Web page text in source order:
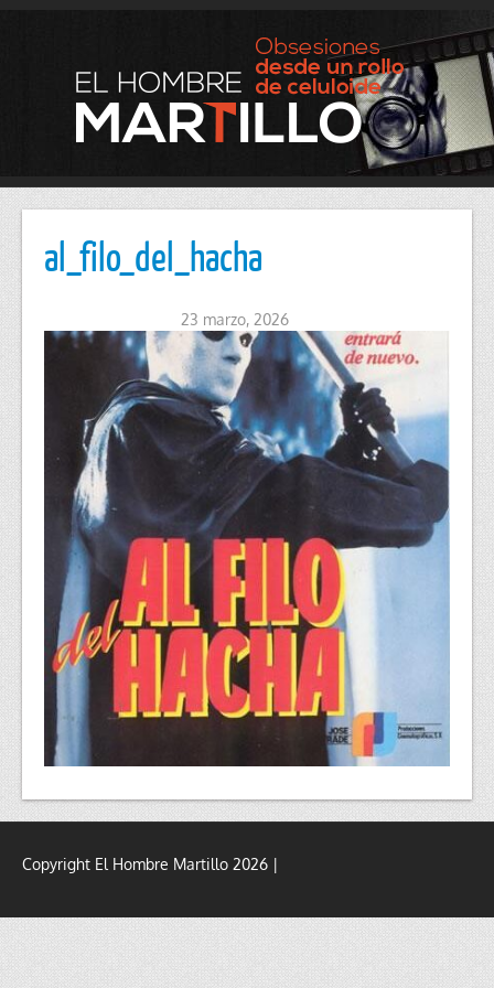
al_filo_del_hacha
23 marzo, 2026
Copyright El Hombre Martillo 2026 |